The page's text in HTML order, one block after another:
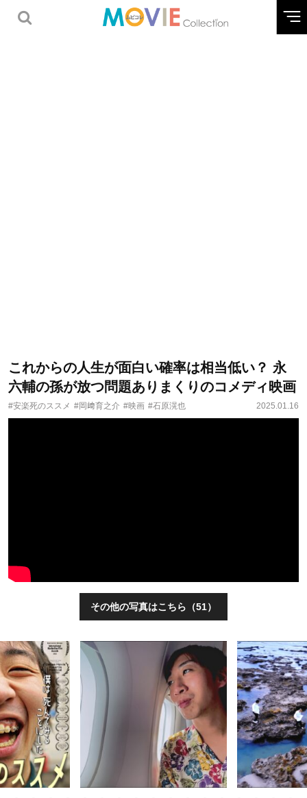
これからの人生が面白い確率は相当低い？ 永
六輔の孫が放つ問題ありまくりのコメディ映画
#安楽死のススメ #岡﨑育之介 #映画 #石原滉也 2025.01.16
その他の写真はこちら（51）